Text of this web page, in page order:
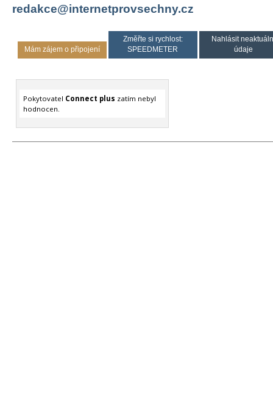
redakce@internetprovsechny.cz
Mám zájem o připojení
Změřte si rychlost:
SPEEDMETER
Nahlásit
údaje
Pokytovatel Connect plus zatím nebyl
hodnocen.